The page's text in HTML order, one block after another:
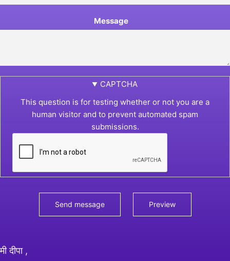
Message
CAPTCHA
This question is for testing whether or not you are a
human visitor and to prevent automated spam
submissions.
मी दीपा ,